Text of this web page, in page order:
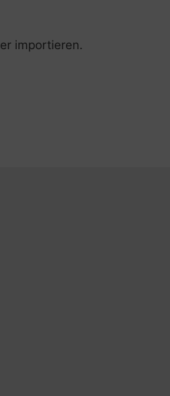
importieren.